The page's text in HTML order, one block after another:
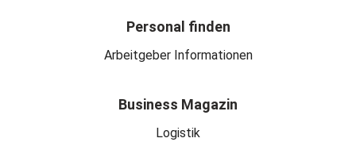
Personal finden
Arbeitgeber Informationen
Business Magazin
Logistik